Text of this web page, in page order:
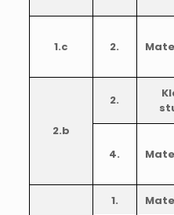
1.c 2.
2.b
2.
4.
1.